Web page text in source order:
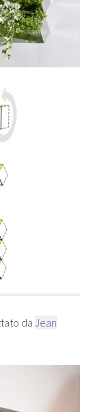
da Jean